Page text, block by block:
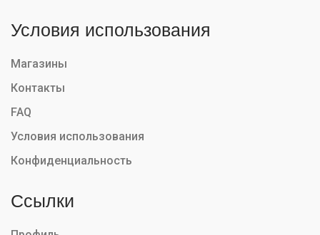
Условия использования
Магазины
Контакты
FAQ
Условия использования
Конфиденциальность
Ссылки